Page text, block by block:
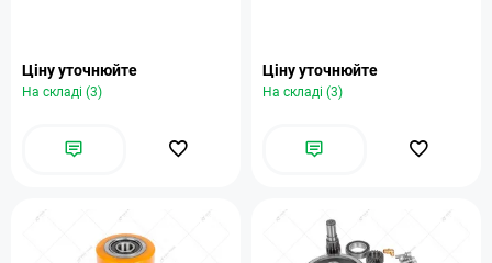
Ціну уточнюйте
На складі (3)
Ціну уточнюйте
На складі (3)